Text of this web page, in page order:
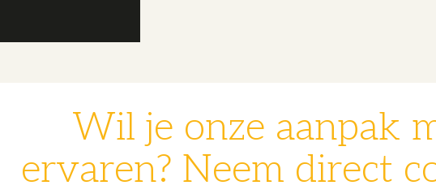
Wil je onze aanpak
ervaren? Neem direct